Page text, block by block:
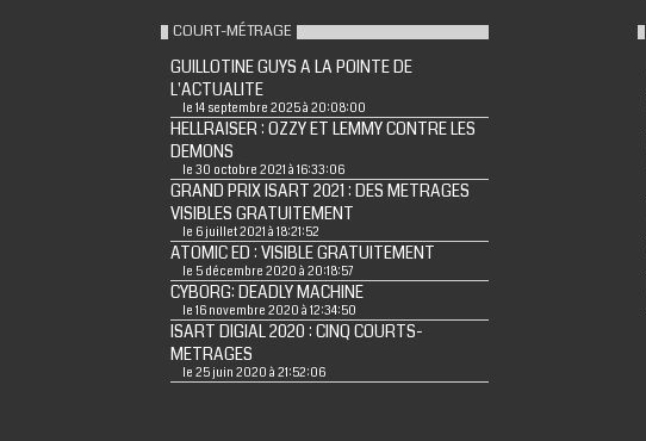
COURT-MÉTRAGE
GUILLOTINE GUYS A LA POINTE DE
L'ACTUALITE
le 14 septembre 2025 à 20:08:00
HELLRAISER : OZZY ET LEMMY CONTRE LES
DEMONS
le 30 octobre 2021 à 16:33:06
GRAND PRIX ISART 2021 : DES METRAGES
VISIBLES GRATUITEMENT
le 6 juillet 2021 à 18:21:52
ATOMIC ED : VISIBLE GRATUITEMENT
le 5 décembre 2020 à 20:18:57
CYBORG: DEADLY MACHINE
le 16 novembre 2020 à 12:34:50
ISART DIGIAL 2020 : CINQ COURTS-
METRAGES
le 25 juin 2020 à 21:52:06